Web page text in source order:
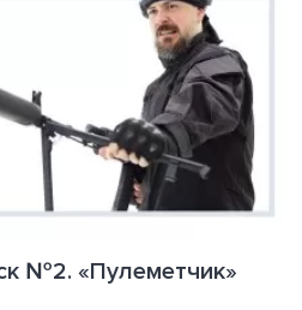
№2. «Пулеметчик»